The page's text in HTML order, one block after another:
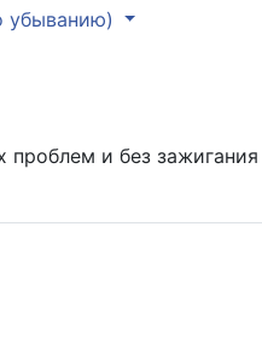
убыванию)
проблем и без